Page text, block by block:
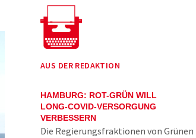
AUS DER REDAKTION
HAMBURG: ROT-GRÜN WILL
LONG-COVID-VERSORGUNG
VERBESSERN
Die Regierungsfraktionen von Grünen